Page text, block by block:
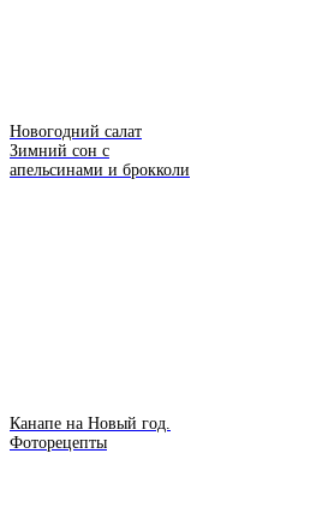
Новогодний салат
Зимний сон с
апельсинами и брокколи
Канапе на Новый год.
Фоторецепты